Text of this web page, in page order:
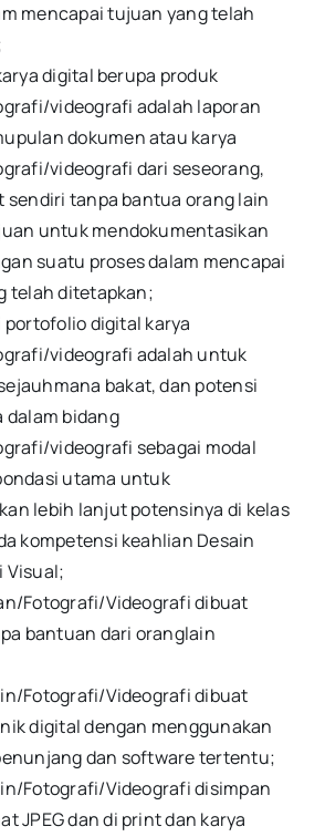
mencapai tujuan yang telah
digital berupa produk
videografi adalah laporan
dokumen atau karya
videografi dari seseorang,
sendiri tanpa bantua orang lain
untuk mendokumentasikan
suatu proses dalam mencapai
telah ditetapkan;
portofolio digital karya
videografi adalah untuk
bakat, dan potensi
dalam bidang
videografi sebagai modal
utama untuk
lebih lanjut potensinya di kelas
kompetensi keahlian Desain
Visual;
Fotografi/Videografi dibuat
bantuan dari oranglain
Fotografi/Videografi dibuat
digital dengan menggunakan
dan software tertentu;
Fotografi/Videografi disimpan
JPEG dan di print dan karya